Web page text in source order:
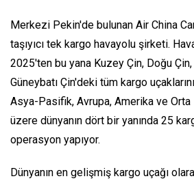
Merkezi Pekin'de bulunan Air China
taşıyıcı tek kargo havayolu şirketi.
2025'ten bu yana Kuzey Çin, Doğu
Güneybatı Çin'deki tüm kargo
Asya-Pasifik, Avrupa, Amerika ve
üzere dünyanın dört bir yanında 25
operasyon yapıyor.
Dünyanın en gelişmiş kargo uçağı